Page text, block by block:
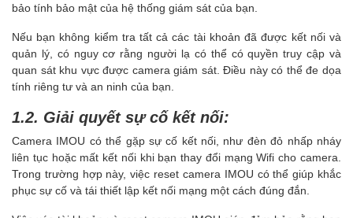
bảo tính bảo mật của hệ thống giám sát của bạn.
Nếu bạn không kiểm tra tất cả các tài khoản đã được kết nối và
quản lý, có nguy cơ rằng người lạ có thể có quyền truy cập và
quan sát khu vực được camera giám sát. Điều này có thể đe dọa
tính riêng tư và an ninh của bạn.
1.2. Giải quyết sự cố kết nối:
Camera IMOU có thể gặp sự cố kết nối, như đèn đỏ nhấp nháy
liên tục hoặc mất kết nối khi bạn thay đổi mạng Wifi cho camera.
Trong trường hợp này, việc reset camera IMOU có thể giúp khắc
phục sự cố và tái thiết lập kết nối mạng một cách đúng đắn.